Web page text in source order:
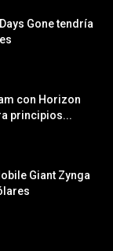
Gone tendría
con Horizon
principios...
Giant Zynga